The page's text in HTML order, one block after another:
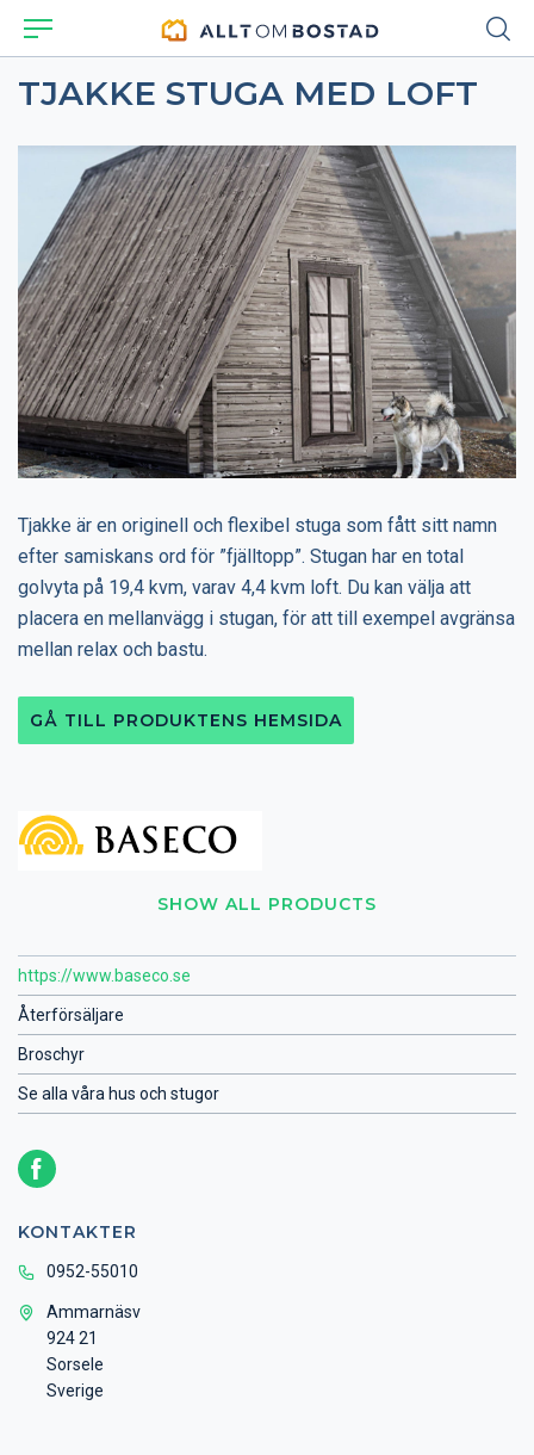
TJAKKE STUGA MED LOFT
SHOW ALL PRODUCTS
https://www.baseco.se
Återförsäljare
Broschyr
Se alla våra hus och stugor
KONTAKTER
0952-55010
Ammarnäsv
924 21
Sorsele
Sverige
Tjakke är en originell och flexibel stuga som fått sitt namn
efter samiskans ord för ”fjälltopp”. Stugan har en total
golvyta på 19,4 kvm, varav 4,4 kvm loft. Du kan välja att
placera en mellanvägg i stugan, för att till exempel avgränsa
mellan relax och bastu.
GÅ TILL PRODUKTENS HEMSIDA